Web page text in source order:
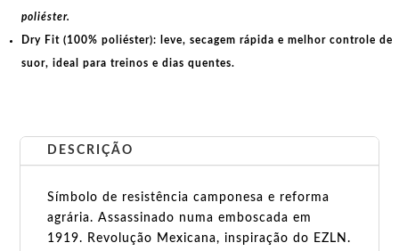
poliéster.
Dry Fit (100% poliéster): leve, secagem rápida e melhor controle de
suor, ideal para treinos e dias quentes.
DESCRIÇÃO
Símbolo de resistência camponesa e reforma
agrária. Assassinado numa emboscada em
1919. Revolução Mexicana, inspiração do EZLN.